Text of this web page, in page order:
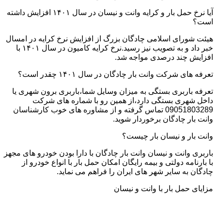
آیا نرخ حمل بار و کرایه وانت و نیسان در سال ۱۴۰۱ افزایش داشته
است؟
هیئت شورای اسلامی چادگان بزرگ از افزایش نرخ کرایه در امسال
خبر داد و به تصویب نیز رسید.نرخ کرایه کامیون در سال ۱۴۰۱ با
افزایش چند درصدی مواجه شد.
تعرفه های شرکت وانت بار چادگان در سال ۱۴۰۱ چقدر است؟
تعرفه باربری بستگی به میزان وسایل شما،باربری برون شهری یا
داخل شهری بستگی دارد،از همین رو با شماره های شرکت
09051803289 تماس گرفته و از مشاوره های خوب کارشناسان
وانت بار چادگان برخوردار شوید.
وانت بار و نیسان بار چیست؟
باربری وانت و نیسان وانت بار چادگان با دارا بودن خودرو های مجهز
با بارنامه دولتی و بیمه رایگان امکان حمل بار با انواع خودرو از
چادگان به سایر شهر های ایران را فراهم می نماید.
مزایای حمل بار با وانت و نیسان